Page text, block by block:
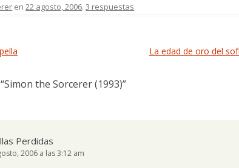
en22 agosto, 2006.3 respuestas
La edad de oro del
Simon the Sorcerer (1993)”
Perdidas
2006 a las 3:12 am